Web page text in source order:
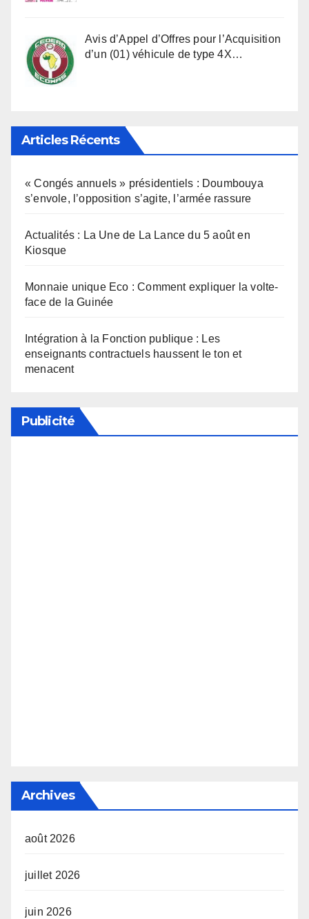
Avis d’Appel d’Offres pour l’Acquisition
d’un (01) véhicule de type 4X…
Articles Récents
« Congés annuels » présidentiels : Doumbouya
s’envole, l’opposition s’agite, l’armée rassure
Actualités : La Une de La Lance du 5 août en
Kiosque
Monnaie unique Eco : Comment expliquer la volte-
face de la Guinée
Intégration à la Fonction publique : Les
enseignants contractuels haussent le ton et
menacent
Publicité
Archives
août 2026
juillet 2026
juin 2026